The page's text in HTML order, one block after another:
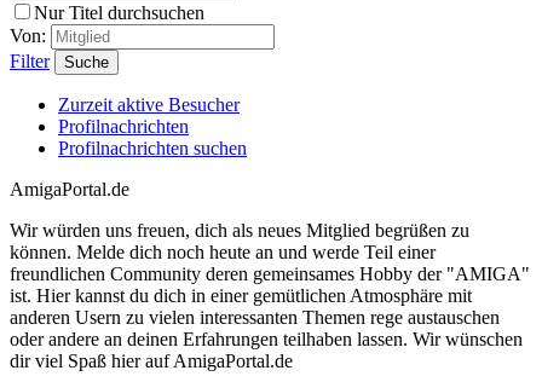
Nur Titel durchsuchen
Von:
Filter
Suche
Zurzeit aktive Besucher
Profilnachrichten
Profilnachrichten suchen
AmigaPortal.de
Wir würden uns freuen, dich als neues Mitglied begrüßen zu
können. Melde dich noch heute an und werde Teil einer
freundlichen Community deren gemeinsames Hobby der "AMIGA"
ist. Hier kannst du dich in einer gemütlichen Atmosphäre mit
anderen Usern zu vielen interessanten Themen rege austauschen
oder andere an deinen Erfahrungen teilhaben lassen. Wir wünschen
dir viel Spaß hier auf AmigaPortal.de